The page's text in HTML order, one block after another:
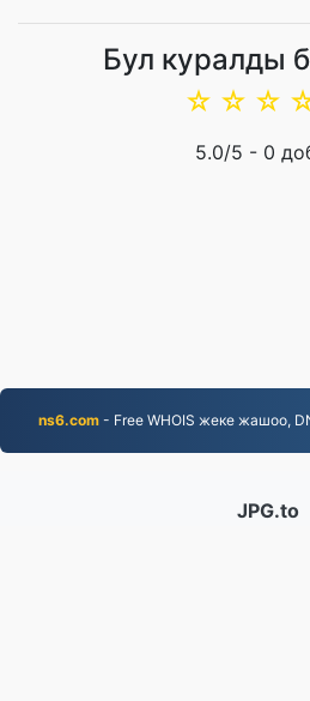
Бул куралды
☆
☆
☆
5.0/5 - 0
ns6.com - Free WHOIS жеке жашоо,
JPG.to